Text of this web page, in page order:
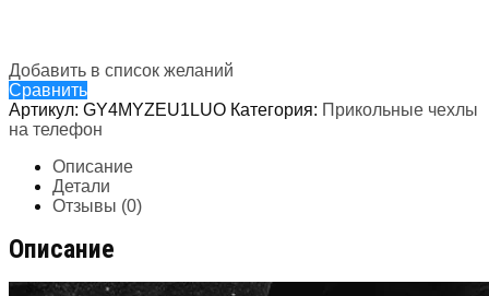
Добавить в список желаний
Сравнить
Артикул: GY4MYZEU1LUO Категория: Прикольные чехлы
на телефон
Описание
Детали
Отзывы (0)
Описание